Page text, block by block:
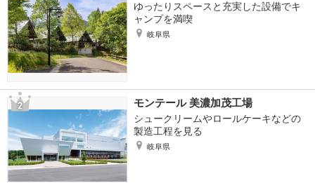
ゆったりスペースと充実した設備でキ
ャンプを満喫
岐阜県
モンテール 美濃加茂工場
シュークリームやロールケーキなどの
製造工程を見る
岐阜県